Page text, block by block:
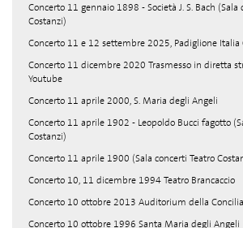
Concerto 11 gennaio 1898 - Società J. S. Bach (Sala
Costanzi)
Concerto 11 e 12 settembre 2025, Padiglione Italia
Concerto 11 dicembre 2020 Trasmesso in diretta
Youtube
Concerto 11 aprile 2000, S. Maria degli Angeli
Concerto 11 aprile 1902 - Leopoldo Bucci fagotto
Costanzi)
Concerto 11 aprile 1900 (Sala concerti Teatro
Concerto 10, 11 dicembre 1994 Teatro Brancaccio
Concerto 10 ottobre 2013 Auditorium della
Concerto 10 ottobre 1996 Santa Maria degli Angeli